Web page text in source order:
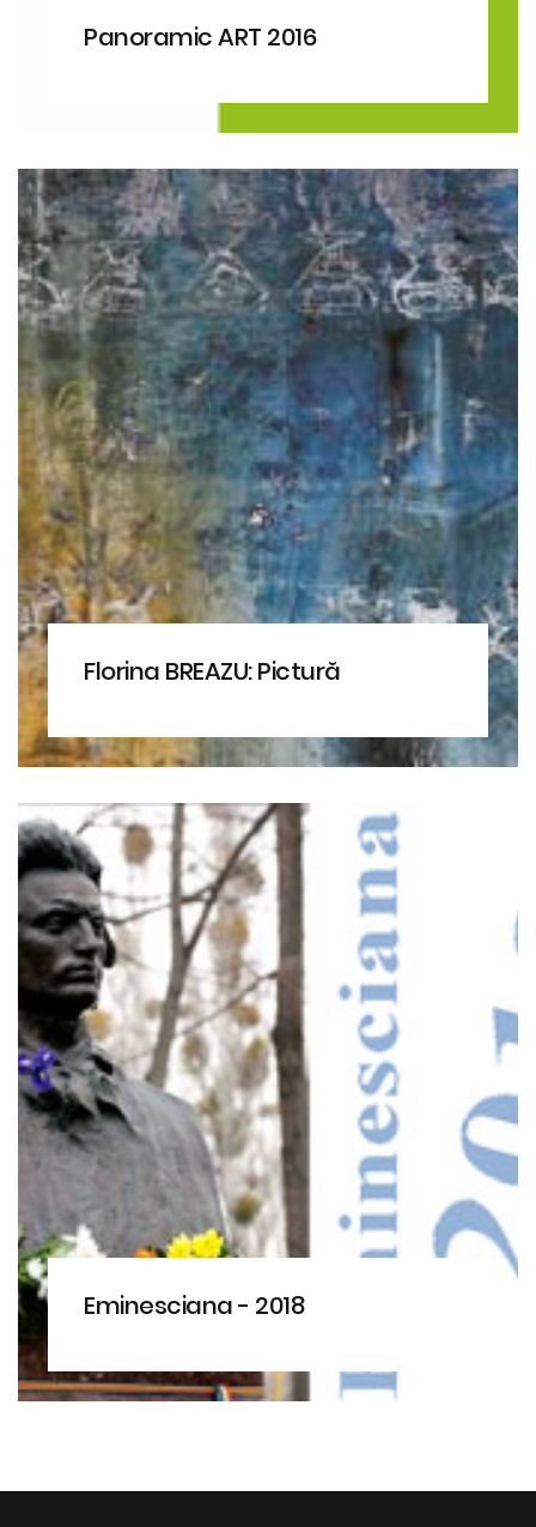
Panoramic ART 2016
Florina BREAZU: Pictură
Eminesciana - 2018